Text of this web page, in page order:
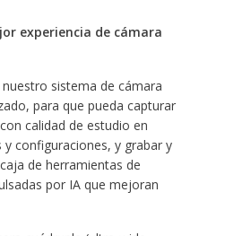
experiencia de cámara
sistema de cámara
para que pueda capturar
calidad de estudio en
y configuraciones, y grabar y
de herramientas de
por IA que mejoran